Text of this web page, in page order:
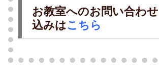
お教室へのお問い合わ
込みはこちら